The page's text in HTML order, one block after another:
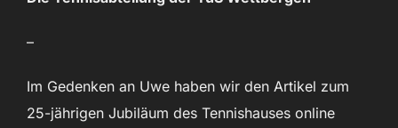
–
Im Gedenken an Uwe haben wir den Artikel zum
25-jährigen Jubiläum des Tennishauses online